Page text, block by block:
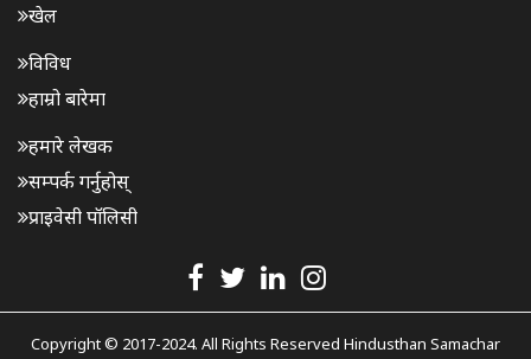
खेल
विविध
हाम्रो बारेमा
हमारे लेखक
सम्पर्क गर्नुहोस्
प्राइवेसी पॉलिसी
Copyright © 2017-2024. All Rights Reserved Hindusthan Samachar